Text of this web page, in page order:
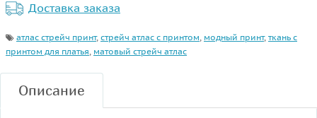
Доставка заказа
атлас стрейч принт, стрейч атлас с принтом, модный принт, ткань с
принтом для платья, матовый стрейч атлас
Описание